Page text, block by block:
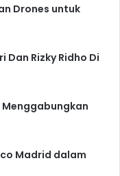
Drones untuk
Dan Rizky Ridho Di
Madrid dalam